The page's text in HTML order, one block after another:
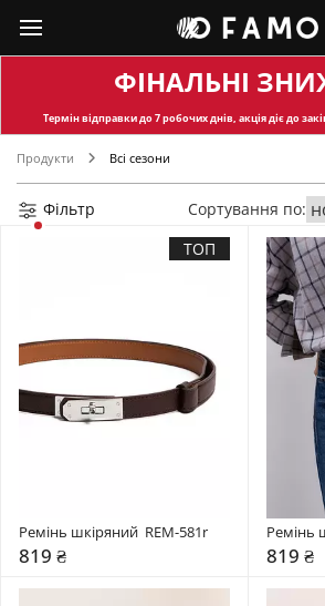
ФІНАЛЬНІ
Термін відправкидо 7 робочих днів, акція діє до
Продукти Всі сезони
Фільтр
Сортування по:
ТОП
Ремінь шкіряний  REM-581r
819 ₴
Ремінь
819 ₴